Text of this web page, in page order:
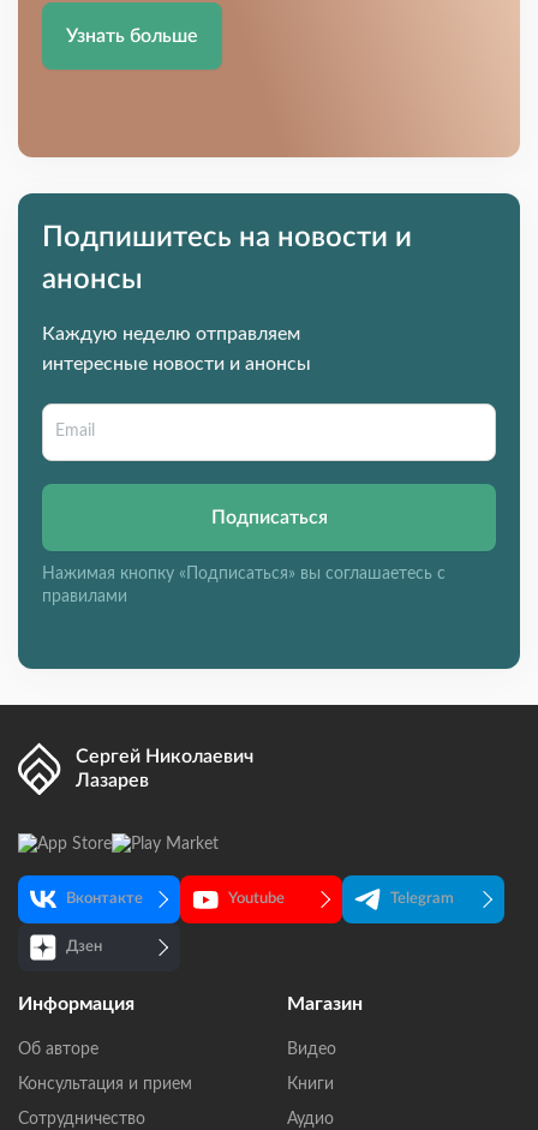
Узнать больше
Подпишитесь на новости и
анонсы
Каждую неделю отправляем
интересные новости и анонсы
Подписаться
Нажимая кнопку «Подписаться» вы соглашаетесь с
правилами
Сергей Николаевич
Лазарев
Вконтакте Youtube Telegram
Дзен
Информация
Об авторе
Консультация и прием
Сотрудничество
Магазин
Видео
Книги
Аудио